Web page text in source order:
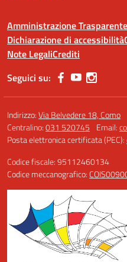
Amministrazione Trasparente
Dichiarazione di accessibilità
Note LegaliCrediti
Seguici su:
Indirizzo:Via Belvedere 18, Como
Centralino:031 520745 Email:
Posta elettronica certificata (PEC):
Codice fiscale: 95112460134
Codice meccanografico: